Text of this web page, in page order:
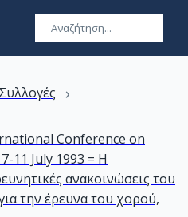
Συλλογές ›
Conference on
11 July 1993 = Η
ανακοινώσεις του
την έρευνα του χορού,